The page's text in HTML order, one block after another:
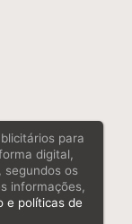
para
digital,
segundos os
informações,
e políticas de